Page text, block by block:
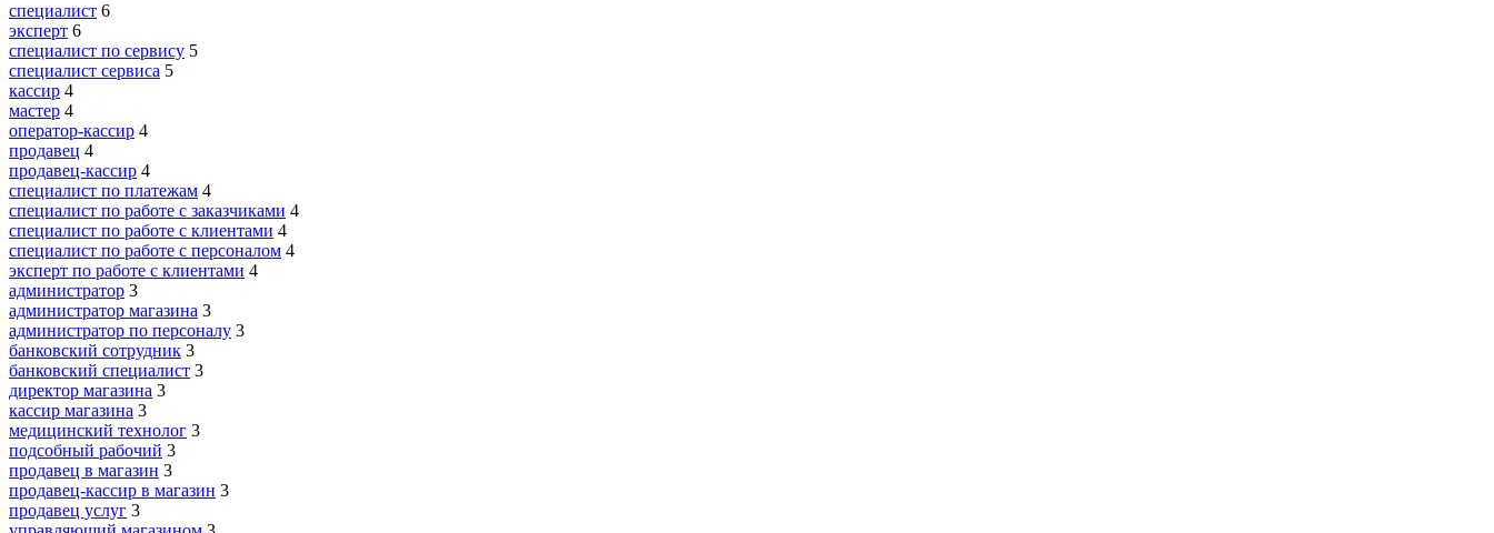
специалист 6
эксперт 6
специалист по сервису 5
специалист сервиса 5
кассир 4
мастер 4
оператор-кассир 4
продавец 4
продавец-кассир 4
специалист по платежам 4
специалист по работе с заказчиками 4
специалист по работе с клиентами 4
специалист по работе с персоналом 4
эксперт по работе с клиентами 4
администратор 3
администратор магазина 3
администратор по персоналу 3
банковский сотрудник 3
банковский специалист 3
директор магазина 3
кассир магазина 3
медицинский технолог 3
подсобный рабочий 3
продавец в магазин 3
продавец-кассир в магазин 3
продавец услуг 3